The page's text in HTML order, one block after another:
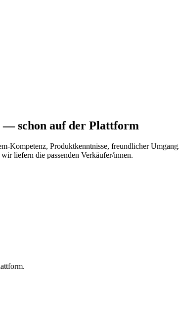
— schon auf der Plattform
Kompetenz, Produktkenntnisse, freundlicher
liefern die passenden Verkäufer/innen.